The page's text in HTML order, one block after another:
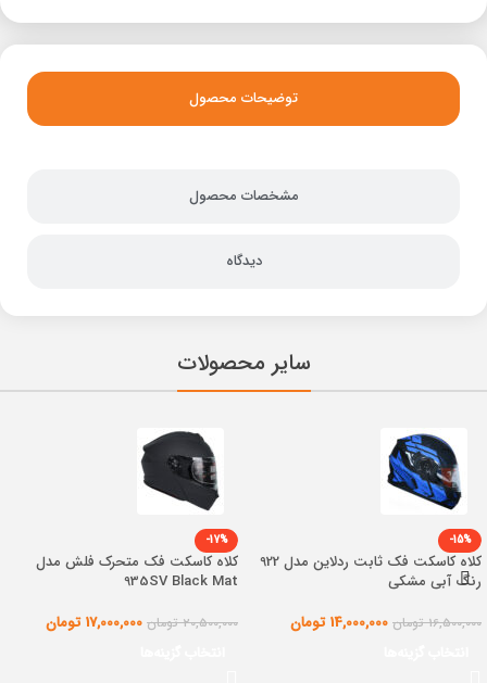
توضیحات محصول
مشخصات محصول
دیدگاه
سایر محصولات
-15%
کلاه کاسکت فک ثابت ردلاین مدل 922
رنگ آبی مشکی
16,500,000 تومان 14,000,000 تومان
-17%
کلاه کاسکت فک متحرک فلش مدل
935SV Black Mat
20,500,000 تومان 17,000,000 تومان